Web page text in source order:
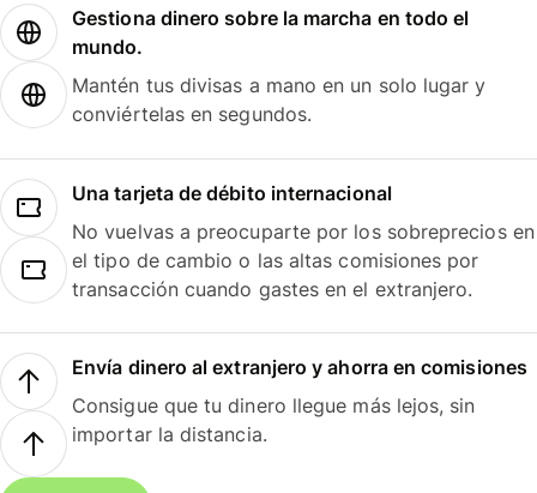
Gestiona dinero sobre la marcha en todo el
mundo.
Mantén tus divisas a mano en un solo lugar y
conviértelas en segundos.
Una tarjeta de débito internacional
No vuelvas a preocuparte por los sobreprecios en
el tipo de cambio o las altas comisiones por
transacción cuando gastes en el extranjero.
Envía dinero al extranjero y ahorra en comisiones
Consigue que tu dinero llegue más lejos, sin
importar la distancia.